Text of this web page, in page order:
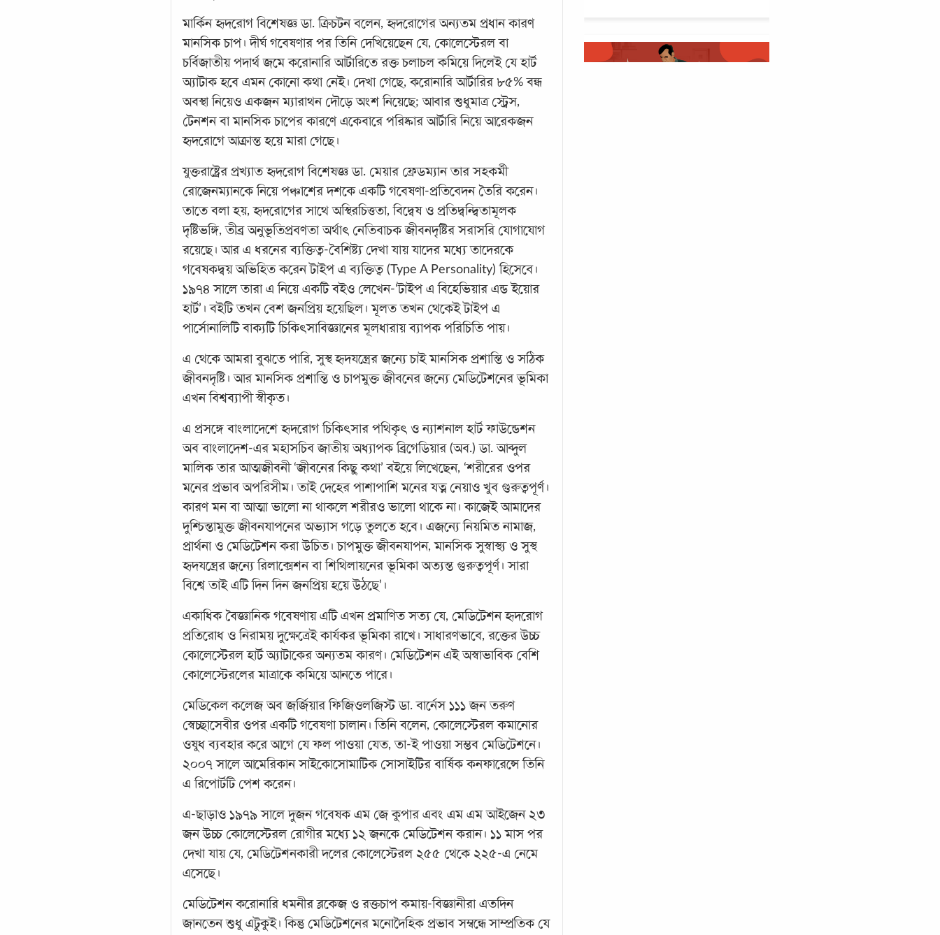
মার্কিন হৃদরোগ বিশেষজ্ঞ ডা. ক্রিচটন বলেন, হৃদরোগের অন্যতম প্রধান কারণ
মানসিক চাপ। দীর্ঘ গবেষণার পর তিনি দেখিয়েছেন যে, কোলেস্টেরল বা
চর্বিজাতীয় পদার্থ জমে করোনারি আর্টারিতে রক্ত চলাচল কমিয়ে দিলেই যে হার্ট
অ্যাটাক হবে এমন কোনো কথা নেই। দেখা গেছে, করোনারি আর্টারির ৮৫% বন্ধ
অবস্থা নিয়েও একজন ম্যারাথন দৌড়ে অংশ নিয়েছে; আবার শুধুমাত্র স্ট্রেস,
টেনশন বা মানসিক চাপের কারণে একেবারে পরিষ্কার আর্টারি নিয়ে আরেকজন
হৃদরোগে আক্রান্ত হয়ে মারা গেছে।
যুক্তরাষ্ট্রের প্রখ্যাত হৃদরোগ বিশেষজ্ঞ ডা. মেয়ার ফ্রেডম্যান তার সহকর্মী
রোজেনম্যানকে নিয়ে পঞ্চাশের দশকে একটি গবেষণা-প্রতিবেদন তৈরি করেন।
তাতে বলা হয়, হৃদরোগের সাথে অস্থিরচিত্ততা, বিদ্বেষ ও প্রতিদ্বন্দ্বিতামূলক
দৃষ্টিভঙ্গি, তীব্র অনুভূতিপ্রবণতা অর্থাৎ নেতিবাচক জীবনদৃষ্টির সরাসরি যোগাযোগ
রয়েছে। আর এ ধরনের ব্যক্তিত্ব-বৈশিষ্ট্য দেখা যায় যাদের মধ্যে তাদেরকে
গবেষকদ্বয় অভিহিত করেন টাইপ এ ব্যক্তিত্ব (Type A Personality) হিসেবে।
১৯৭৪ সালে তারা এ নিয়ে একটি বইও লেখেন-‘টাইপ এ বিহেভিয়ার এন্ড ইয়োর
হার্ট’। বইটি তখন বেশ জনপ্রিয় হয়েছিল। মূলত তখন থেকেই টাইপ এ
পার্সোনালিটি বাক্যটি চিকিৎসাবিজ্ঞানের মূলধারায় ব্যাপক পরিচিতি পায়।
এ থেকে আমরা বুঝতে পারি, সুস্থ হৃদযন্ত্রের জন্যে চাই মানসিক প্রশান্তি ও সঠিক
জীবনদৃষ্টি। আর মানসিক প্রশান্তি ও চাপমুক্ত জীবনের জন্যে মেডিটেশনের ভূমিকা
এখন বিশ্বব্যাপী স্বীকৃত।
এ প্রসঙ্গে বাংলাদেশে হৃদরোগ চিকিৎসার পথিকৃৎ ও ন্যাশনাল হার্ট ফাউন্ডেশন
অব বাংলাদেশ-এর মহাসচিব জাতীয় অধ্যাপক ব্রিগেডিয়ার (অব.) ডা. আব্দুল
মালিক তার আত্মজীবনী ‘জীবনের কিছু কথা’ বইয়ে লিখেছেন, ‘শরীরের ওপর
মনের প্রভাব অপরিসীম। তাই দেহের পাশাপাশি মনের যত্ন নেয়াও খুব গুরুত্বপূর্ণ।
কারণ মন বা আত্মা ভালো না থাকলে শরীরও ভালো থাকে না। কাজেই আমাদের
দুশ্চিন্তামুক্ত জীবনযাপনের অভ্যাস গড়ে তুলতে হবে। এজন্যে নিয়মিত নামাজ,
প্রার্থনা ও মেডিটেশন করা উচিত। চাপমুক্ত জীবনযাপন, মানসিক সুস্বাস্থ্য ও সুস্থ
হৃদযন্ত্রের জন্যে রিলাক্সেশন বা শিথিলায়নের ভূমিকা অত্যন্ত গুরুত্বপূর্ণ। সারা
বিশ্বে তাই এটি দিন দিন জনপ্রিয় হয়ে উঠছে’।
একাধিক বৈজ্ঞানিক গবেষণায় এটি এখন প্রমাণিত সত্য যে, মেডিটেশন হৃদরোগ
প্রতিরোধ ও নিরাময় দুক্ষেত্রেই কার্যকর ভূমিকা রাখে। সাধারণভাবে, রক্তের উচ্চ
কোলেস্টেরল হার্ট অ্যাটাকের অন্যতম কারণ। মেডিটেশন এই অস্বাভাবিক বেশি
কোলেস্টেরলের মাত্রাকে কমিয়ে আনতে পারে।
মেডিকেল কলেজ অব জর্জিয়ার ফিজিওলজিস্ট ডা. বার্নেস ১১১ জন তরুণ
স্বেচ্ছাসেবীর ওপর একটি গবেষণা চালান। তিনি বলেন, কোলেস্টেরল কমানোর
ওষুধ ব্যবহার করে আগে যে ফল পাওয়া যেত, তা-ই পাওয়া সম্ভব মেডিটেশনে।
২০০৭ সালে আমেরিকান সাইকোসোমাটিক সোসাইটির বার্ষিক কনফারেন্সে তিনি
এ রিপোর্টটি পেশ করেন।
এ-ছাড়াও ১৯৭৯ সালে দুজন গবেষক এম জে কুপার এবং এম এম আইজেন ২৩
জন উচ্চ কোলেস্টেরল রোগীর মধ্যে ১২ জনকে মেডিটেশন করান। ১১ মাস পর
দেখা যায় যে, মেডিটেশনকারী দলের কোলেস্টেরল ২৫৫ থেকে ২২৫-এ নেমে
এসেছে।
মেডিটেশন করোনারি ধমনীর ব্লকেজ ও রক্তচাপ কমায়-বিজ্ঞানীরা এতদিন
জানতেন শুধু এটুকুই। কিন্তু মেডিটেশনের মনোদৈহিক প্রভাব সম্বন্ধে সাম্প্রতিক যে